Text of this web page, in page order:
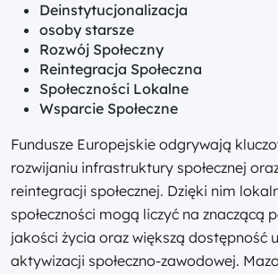
Deinstytucjonalizacja
osoby starsze
Rozwój Społeczny
Reintegracja Społeczna
Społeczności Lokalne
Wsparcie Społeczne
Fundusze Europejskie odgrywają
rozwijaniu infrastruktury społecznej
reintegracji społecznej. Dzięki nim
społeczności mogą liczyć na znaczącą
jakości życia oraz większą dostępność
aktywizacji społeczno-zawodowej.